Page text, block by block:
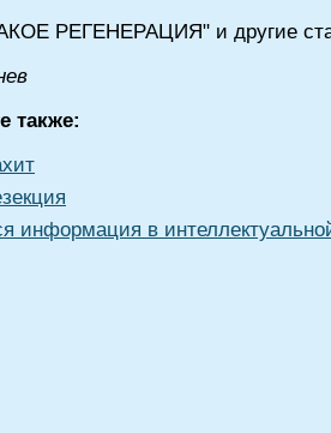
РЕГЕНЕРАЦИЯ" и другие
также:
информация в